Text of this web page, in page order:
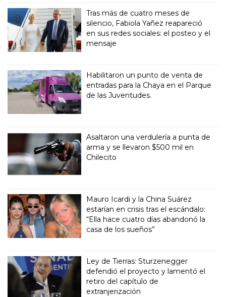
Tras más de cuatro meses de
silencio, Fabiola Yañez reapareció
en sus redes sociales: el posteo y el
mensaje
Habilitaron un punto de venta de
entradas para la Chaya en el Parque
de las Juventudes.
Asaltaron una verdulería a punta de
arma y se llevaron $500 mil en
Chilecito
Mauro Icardi y la China Suárez
estarían en crisis tras el escándalo:
“Ella hace cuatro días abandonó la
casa de los sueños”
Ley de Tierras: Sturzenegger
defendió el proyecto y lamentó el
retiro del capítulo de
extranjerización